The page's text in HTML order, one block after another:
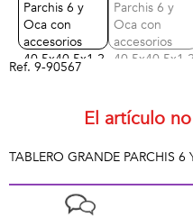
Ref. 9-90567
El artículo
TABLERO GRANDE PARCHIS 6